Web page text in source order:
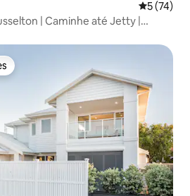
5 de uma
5 (74)
| Caminhe até Jetty |